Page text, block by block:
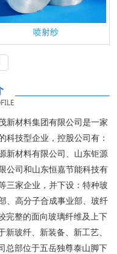
喷射纱
新材料集团有限公司是一家
科技型企业，控股公司有：
新材料有限公司、山东钜源
公司和山东恒嘉节能科技有
三家企业，并下设：特种玻
、高分子合成事业部、玻纤
完整的面向玻璃纤维及上下
玻纤、新装备、新工艺、
总部位于五岳独尊泰山脚下